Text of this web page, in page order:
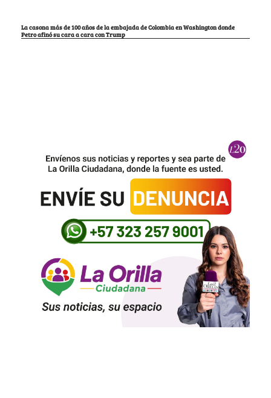
La casona más de 100 años de la embajada de Colombia en Washington donde
Petro afinó su cara a cara con Trump